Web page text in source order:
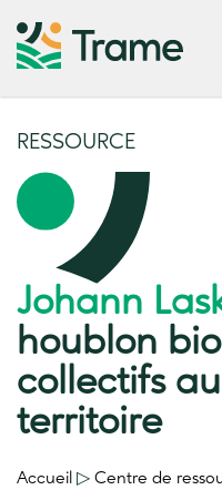
RESSOURCE
Johann
houblon
collectifs
territoire
Accueil ▷ Centre de